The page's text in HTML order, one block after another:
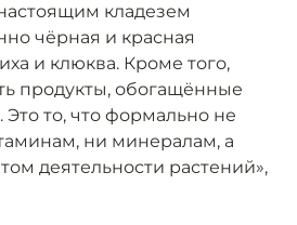
кладезем
чёрная и красная
и клюква. Кроме того,
продукты, обогащённые
то, что формально не
ни минералам, а
деятельности растений»,